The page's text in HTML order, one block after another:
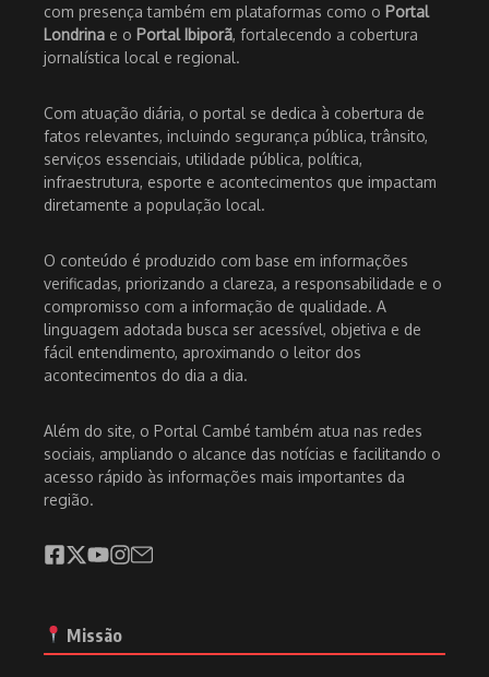
com presença também em plataformas como o Portal
Londrina e o Portal Ibiporã, fortalecendo a cobertura
jornalística local e regional.
Com atuação diária, o portal se dedica à cobertura de
fatos relevantes, incluindo segurança pública, trânsito,
serviços essenciais, utilidade pública, política,
infraestrutura, esporte e acontecimentos que impactam
diretamente a população local.
O conteúdo é produzido com base em informações
verificadas, priorizando a clareza, a responsabilidade e o
compromisso com a informação de qualidade. A
linguagem adotada busca ser acessível, objetiva e de
fácil entendimento, aproximando o leitor dos
acontecimentos do dia a dia.
Além do site, o Portal Cambé também atua nas redes
sociais, ampliando o alcance das notícias e facilitando o
acesso rápido às informações mais importantes da
região.
Missão